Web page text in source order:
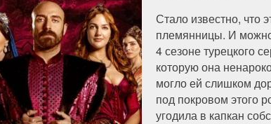
Стало известно, что
племянницы. И можно
4 сезоне турецкого
которую она
могло ей слишком
под покровом этого
угодила в капкан